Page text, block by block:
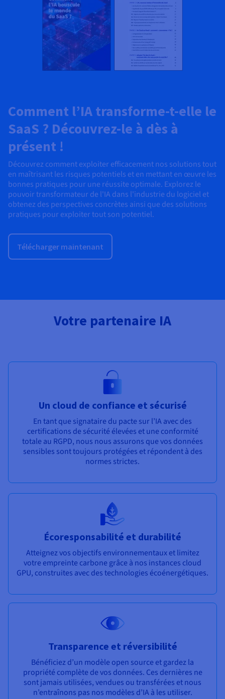
Comment l’IA transforme-t-elle le
SaaS ? Découvrez-le à dès à
présent !
Découvrez comment exploiter efficacement nos solutions tout
en maîtrisant les risques potentiels et en mettant en œuvre les
bonnes pratiques pour une réussite optimale. Explorez le
pouvoir transformateur de l'IA dans l'industrie du logiciel et
obtenez des perspectives concrètes ainsi que des solutions
pratiques pour exploiter tout son potentiel.
Télécharger maintenant
Votre partenaire IA
Un cloud de confiance et sécurisé
En tant que signataire du pacte sur l’IA avec des
certifications de sécurité élevées et une conformité
totale au RGPD, nous nous assurons que vos données
sensibles sont toujours protégées et répondent à des
normes strictes.
Écoresponsabilité et durabilité
Atteignez vos objectifs environnementaux et limitez
votre empreinte carbone grâce à nos instances cloud
GPU, construites avec des technologies écoénergétiques.
Transparence et réversibilité
Bénéficiez d’un modèle open source et gardez la
propriété complète de vos données. Ces dernières ne
sont jamais utilisées, vendues ou transférées et nous
n’entraînons pas nos modèles d’IA à les utiliser.